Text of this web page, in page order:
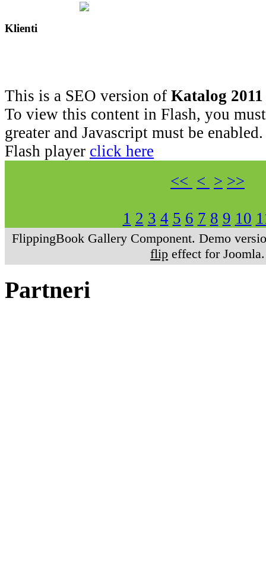
Klienti
This is a SEO version of Katalog
To view this content in Flash, you
greater and Javascript must be
Flash player click here
<< < > >>
1 2 3 4 5 6 7 8 9 10
FlippingBook Gallery Component. Demo
flip effect for Joomla.
Partneri